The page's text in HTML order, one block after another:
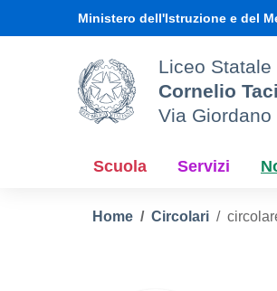
Ministero dell'Istruzione e del
Liceo Statale
Cornelio
Via
Scuola Servizi
Home Circolari